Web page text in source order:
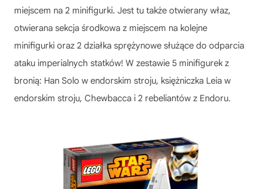
miejscem na 2 minifigurki. Jest tu także otwierany właz,
otwierana sekcja środkowa z miejscem na kolejne
minifigurki oraz 2 działka sprężynowe służące do odparcia
ataku imperialnych statków! W zestawie 5 minifigurek z
bronią: Han Solo w endorskim stroju, księżniczka Leia w
endorskim stroju, Chewbacca i 2 rebeliantów z Endoru.